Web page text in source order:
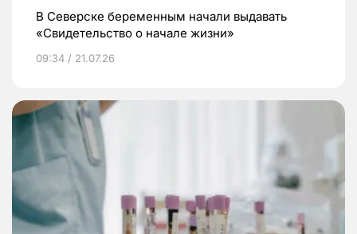
В Северске беременным начали выдавать
«Свидетельство о начале жизни»
09:34 / 21.07.26